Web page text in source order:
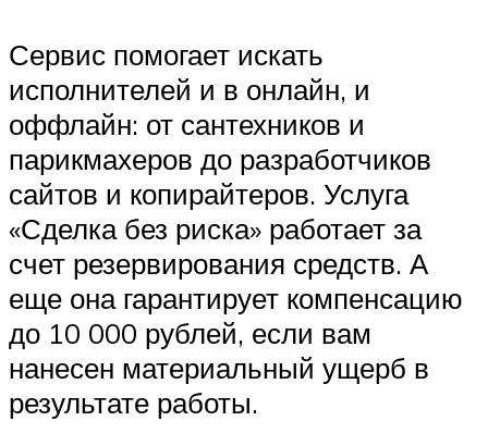
Сервис помогает искать
исполнителей и в онлайн, и
оффлайн: от сантехников и
парикмахеров до разработчиков
сайтов и копирайтеров. Услуга
«Сделка без риска» работает за
счет резервирования средств. А
еще она гарантирует компенсацию
до 10 000 рублей, если вам
нанесен материальный ущерб в
результате работы.